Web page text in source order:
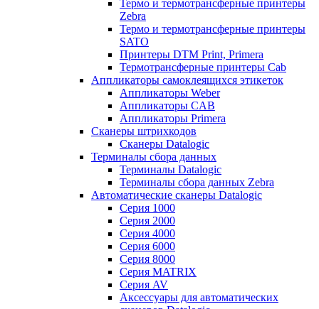
Термо и термотрансферные принтеры
Zebra
Термо и термотрансферные принтеры
SATO
Принтеры DTM Print, Primera
Термотрансферные принтеры Cab
Аппликаторы самоклеящихся этикеток
Аппликаторы Weber
Аппликаторы CAB
Аппликаторы Primera
Сканеры штрихкодов
Сканеры Datalogic
Терминалы сбора данных
Терминалы Datalogic
Терминалы сбора данных Zebra
Автоматические сканеры Datalogic
Серия 1000
Серия 2000
Серия 4000
Серия 6000
Серия 8000
Серия MATRIX
Серия AV
Аксессуары для автоматических